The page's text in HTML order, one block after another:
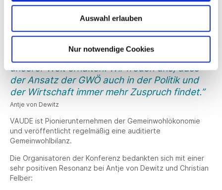
Auswahl erlauben
Nur notwendige Cookies
“Wenn wir Unternehmen für den ökologischen
und sozialen Schaden, den sie anrichten, zu
Kasse bitten, dann würden globale
Herausforderungen wie die Klimaerwärmung
sofort einen ganz anderen Stellenwert in
unserer Welt erhalten. Wir freuen uns, dass
der Ansatz der GWÖ auch in der Politik und
der Wirtschaft immer mehr Zuspruch findet.”
Antje von Dewitz
VAUDE ist Pionierunternehmen der Gemeinwohlökonomie
und veröffentlicht regelmäßig eine auditierte
Gemeinwohlbilanz.
Die Organisatoren der Konferenz bedankten sich mit einer
sehr positiven Resonanz bei Antje von Dewitz und Christian
Felber: